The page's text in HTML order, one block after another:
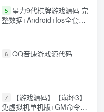
5
星力9代棋牌游戏源码 完
整数据+Android+Ios全套
6 QQ音速游戏源代码
7
【游戏源码】【崩坏3】
免虚拟机单机版+GM命令